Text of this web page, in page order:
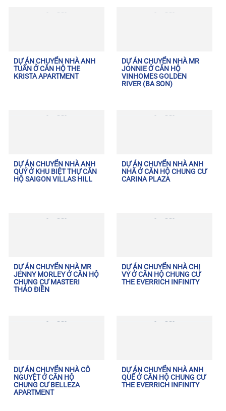
DỰ ÁN CHUYỂN NHÀ ANH
TUẤN Ở CĂN HỘ THE
KRISTA APARTMENT
DỰ ÁN CHUYỂN NHÀ MR
JONNIE Ở CĂN HỘ
VINHOMES GOLDEN
RIVER (BA SON)
DỰ ÁN CHUYỂN NHÀ ANH
QUÝ Ở KHU BIỆT THỰ CĂN
HỘ SAIGON VILLAS HILL
DỰ ÁN CHUYỂN NHÀ ANH
NHÃ Ở CĂN HỘ CHUNG CƯ
CARINA PLAZA
DỰ ÁN CHUYỂN NHÀ MR
JENNY MORLEY Ở CĂN HỘ
CHUNG CƯ MASTERI
THẢO ĐIỀN
DỰ ÁN CHUYỂN NHÀ CHỊ
VY Ở CĂN HỘ CHUNG CƯ
THE EVERRICH INFINITY
DỰ ÁN CHUYỂN NHÀ CÔ
NGUYỆT Ở CĂN HỘ
CHUNG CƯ BELLEZA
APARTMENT
DỰ ÁN CHUYỂN NHÀ ANH
QUẾ Ở CĂN HỘ CHUNG CƯ
THE EVERRICH INFINITY